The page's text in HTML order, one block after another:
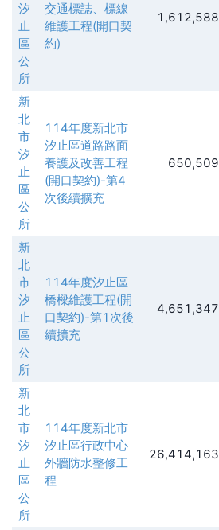
汐
止
區
公
所
交通標誌、標線
維護工程(開口契
約)
1,612,588
新
北
市
汐
止
區
公
所
114年度新北市
汐止區道路路面
養護及改善工程
(開口契約)-第4
次後續擴充
650,509
新
北
市
汐
止
區
公
所
114年度汐止區
橋樑維護工程(開
口契約)-第1次後
續擴充
4,651,347
新
北
市
汐
止
區
公
所
114年度新北市
汐止區行政中心
外牆防水整修工
程
26,414,163